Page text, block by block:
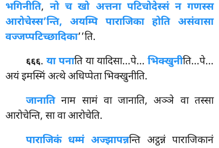
भगिनीति,नो च खो अत्तना पटिचोदेस्सं न गणस्स
आरोचेस्स’न्ति, अयम्पि पाराजिका होति असंवासा
वज्जप्पटिच्छादिका’’ति.
६६६. या पनाति या यादिसा…पे… भिक्खुनीति…पे…
अयं इमस्मिं अत्थे अधिप्पेता भिक्खुनीति.
जानातिनाम सामं वा जानाति, अञ्ञे वा तस्सा
आरोचेन्ति, सा वा आरोचेति.
पाराजिकं धम्मं अज्झापन्नन्ति अट्ठन्नं पाराजिकानं